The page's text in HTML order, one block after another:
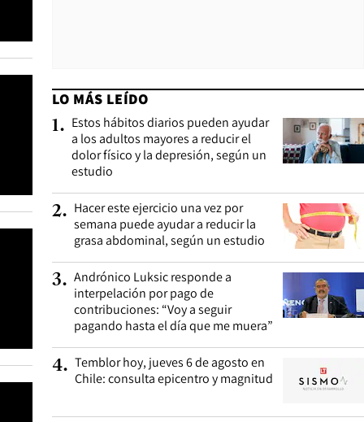
LO MÁS LEÍDO
1. Estos hábitos diarios pueden ayudar
a los adultos mayores a reducir el
dolor físico y la depresión, según un
estudio
2. Hacer este ejercicio una vez por
semana puede ayudar a reducir la
grasa abdominal, según un estudio
3. Andrónico Luksic responde a
interpelación por pago de
contribuciones: “Voy a seguir
pagando hasta el día que me muera”
4. Temblor hoy, jueves 6 de agosto en
Chile: consulta epicentro y magnitud